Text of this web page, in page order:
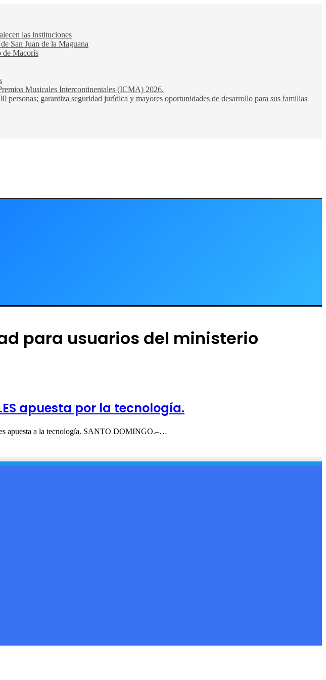
las instituciones
San Juan de la Maguana
de Macorís
Musicales Intercontinentales (ICMA) 2026.
garantiza seguridad jurídica y mayores oportunidades de desarrollo para sus familias
para usuarios del ministerio
apuesta por la tecnología.
apuesta a la tecnología. SANTO DOMINGO.–…